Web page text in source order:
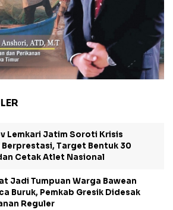
Lemkari Jatim Soroti Krisis
Target Bentuk 30
Cetak Atlet Nasional
Jadi Tumpuan Warga Bawean
Buruk, Pemkab Gresik Didesak
Reguler